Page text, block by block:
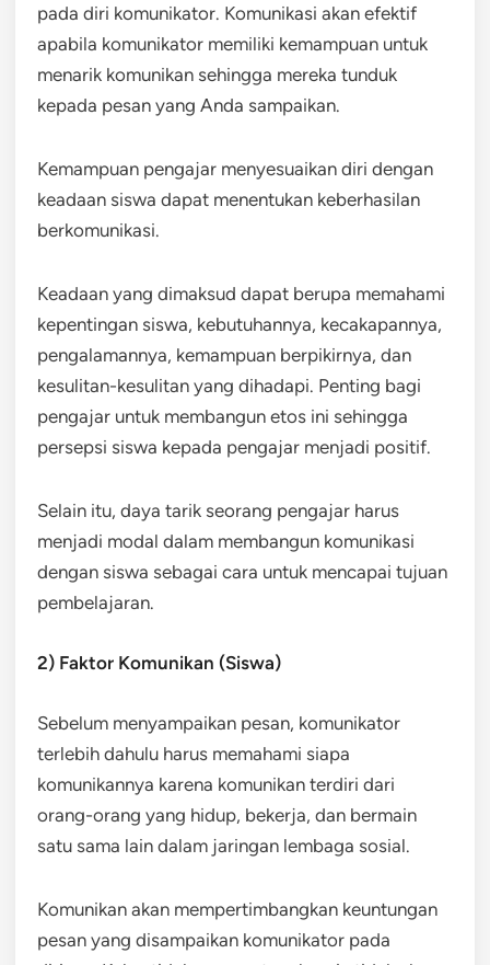
pada diri komunikator. Komunikasi akan efektif
apabila komunikator memiliki kemampuan untuk
menarik komunikan sehingga mereka tunduk
kepada pesan yang Anda sampaikan.
Kemampuan pengajar menyesuaikan diri dengan
keadaan siswa dapat menentukan keberhasilan
berkomunikasi.
Keadaan yang dimaksud dapat berupa memahami
kepentingan siswa, kebutuhannya, kecakapannya,
pengalamannya, kemampuan berpikirnya, dan
kesulitan-kesulitan yang dihadapi. Penting bagi
pengajar untuk membangun etos ini sehingga
persepsi siswa kepada pengajar menjadi positif.
Selain itu, daya tarik seorang pengajar harus
menjadi modal dalam membangun komunikasi
dengan siswa sebagai cara untuk mencapai tujuan
pembelajaran.
2) Faktor Komunikan (Siswa)
Sebelum menyampaikan pesan, komunikator
terlebih dahulu harus memahami siapa
komunikannya karena komunikan terdiri dari
orang-orang yang hidup, bekerja, dan bermain
satu sama lain dalam jaringan lembaga sosial.
Komunikan akan mempertimbangkan keuntungan
pesan yang disampaikan komunikator pada